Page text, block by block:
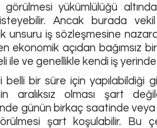
yükümlülüğü
Ancak burada
unsuru iş sözleşmesine
ekonomik açıdan bağımsız
ile ve genellikle kendi iş
bir süre için yapılabildiği
aralıksız olması şart
günün birkaç saatinde veya
şart koşulabilir. Bu